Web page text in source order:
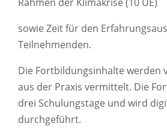
sowie Zeit für den
Teilnehmenden.
Die Fortbildungsinhalte werden
aus der Praxis vermittelt. Die
drei Schulungstage und wird
durchgeführt.